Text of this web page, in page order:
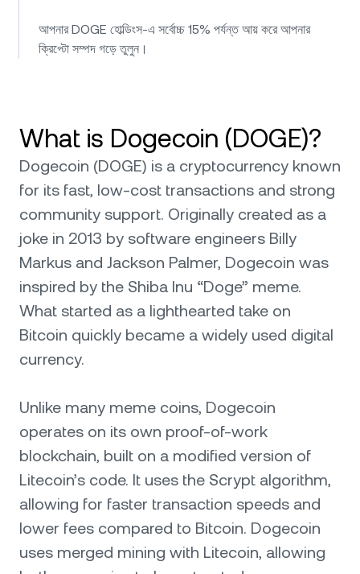
আপনার DOGE হোল্ডিংস-এ সর্বোচ্চ 15% পর্যন্ত আয় করে আপনার
ক্রিপ্টো সম্পদ গড়ে তুলুন।
What is Dogecoin (DOGE)?
Dogecoin (DOGE) is a cryptocurrency known
for its fast, low-cost transactions and strong
community support. Originally created as a
joke in 2013 by software engineers Billy
Markus and Jackson Palmer, Dogecoin was
inspired by the Shiba Inu “Doge” meme.
What started as a lighthearted take on
Bitcoin quickly became a widely used digital
currency.
Unlike many meme coins, Dogecoin
operates on its own proof-of-work
blockchain, built on a modified version of
Litecoin’s code. It uses the Scrypt algorithm,
allowing for faster transaction speeds and
lower fees compared to Bitcoin. Dogecoin
uses merged mining with Litecoin, allowing